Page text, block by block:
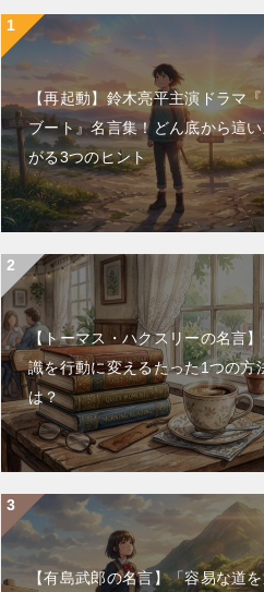
【再起動】鈴木亮平主演ドラマ『
ブート』名言集！どん底から這
がる3つのヒント
【トーマス・ハクスリーの名言
識を行動に変えるたった1つの方
は？
【有島武郎の名言】「容易な道